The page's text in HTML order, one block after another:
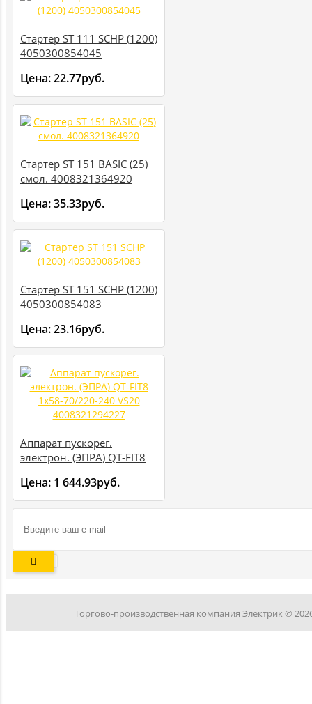
Стартер ST 111 SCHP (1200)
4050300854045
Цена:22.77руб.
Стартер ST 151 BASIC (25)
смол. 4008321364920
Цена:35.33руб.
Стартер ST 151 SCHP (1200)
4050300854083
Цена:23.16руб.
Аппарат пускорег.
электрон. (ЭПРА) QT-FIT8
4008321294227
Цена: 1 644.93руб.
Торгово-производственная компания Электрик ©